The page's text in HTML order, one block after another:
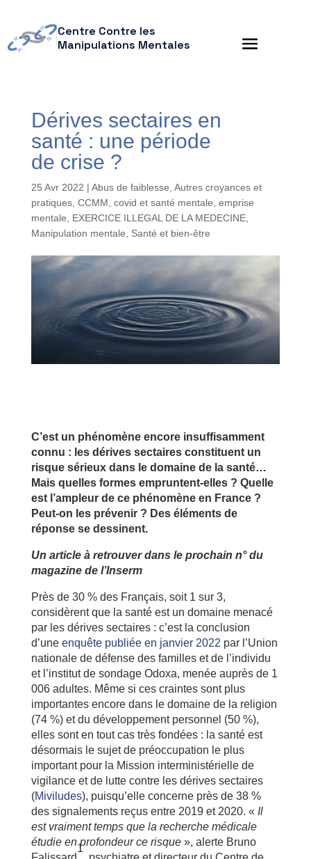
Centre Contre les
Manipulations Mentales
Dérives sectaires en
santé : une période
de crise ?
25 Avr 2022 | Abus de faiblesse Autres croyances et
pratiques, CCMM covid et santé mentale emprise
mentale
EXERCICE ILLEGAL DE LA MEDECINE,
Manipulation mentale
Santé et bien-être
C’est un phénomène encore insuffisamment
connu : les dérives sectaires constituent un
risque sérieux dans le domaine de la santé…
Mais quelles formes empruntent-elles ? Quelle
est l’ampleur de ce phénomène en France ?
Peut-on les prévenir ? Des éléments de
réponse se dessinent.
Un article à retrouver dans le prochain n° du
magazine de l’Inserm
Près de 30 % des Français, soit 1 sur 3,
considèrent que la santé est un domaine menacé
par les dérives sectaires : c’est la conclusion
d’une enquête publiée en janvier 2022 par l’Union
nationale de défense des familles et de l’individu
et l’institut de sondage Odoxa, menée auprès de 1
006 adultes. Même si ces craintes sont plus
importantes encore dans le domaine de la religion
(74 %) et du développement personnel (50 %),
elles sont en tout cas très fondées : la santé est
désormais le sujet de préoccupation le plus
important pour la Mission interministérielle de
vigilance et de lutte contre les dérives sectaires
(Miviludes), puisqu’elle concerne près de 38 %
des signalements reçus entre 2019 et 2020. « Il
est vraiment temps que la recherche médicale
étudie en profondeur ce risque», alerte Bruno
1